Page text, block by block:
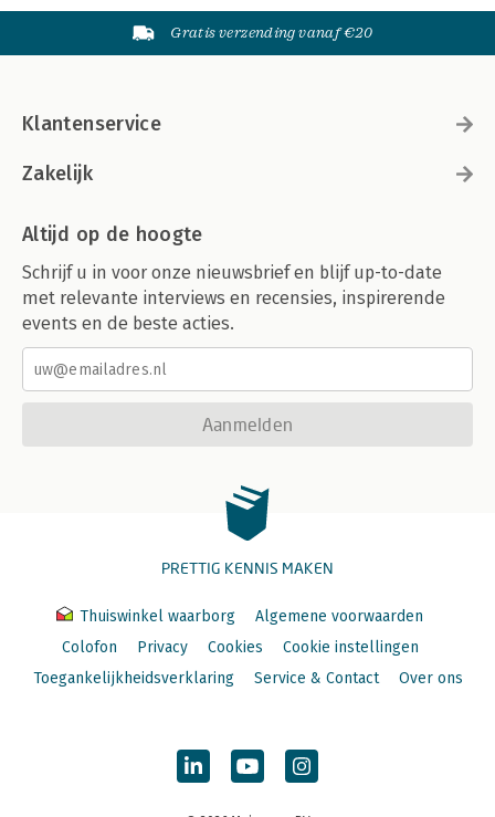
Gratis verzending vanaf €20
Klantenservice
Zakelijk
Altijd op de hoogte
Schrijf u in voor onze nieuwsbrief en blijf up-to-date
met relevante interviews en recensies, inspirerende
events en de beste acties.
Aanmelden
PRETTIG KENNIS MAKEN
Thuiswinkel waarborg
Algemene voorwaarden
Colofon
Privacy Cookies
Cookie instellingen
Toegankelijkheidsverklaring
Service & Contact Over ons